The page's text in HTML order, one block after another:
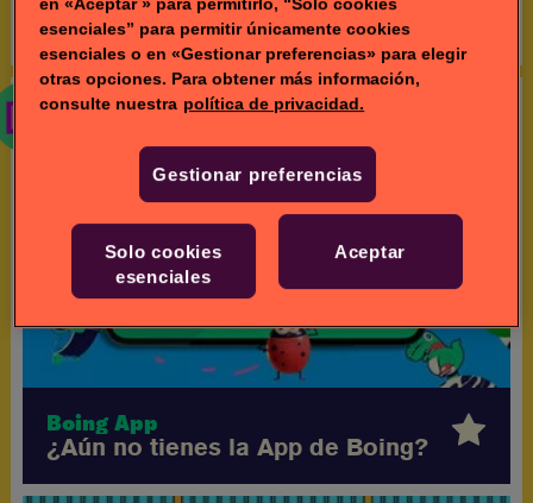
Volver
No te pierdas
Boing App
¿Aún no tienes la App de Boing?
esenciales” para permitir únicamente cookies
esenciales o en «Gestionar preferencias» para elegir
otras opciones. Para obtener más información,
consulte nuestra política de privacidad.
Gestionar preferencias
Solo cookies
esenciales
Aceptar